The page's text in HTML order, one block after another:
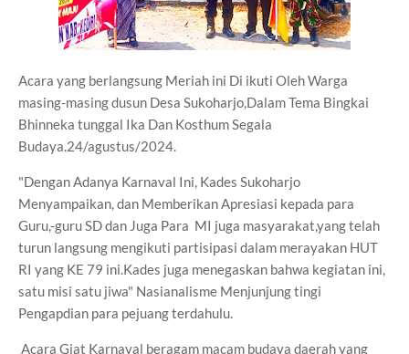
Acara yang berlangsung Meriah ini Di ikuti Oleh Warga
masing-masing dusun Desa Sukoharjo,Dalam Tema Bingkai
Bhinneka tunggal Ika Dan Kosthum Segala
Budaya.24/agustus/2024.
"Dengan Adanya Karnaval Ini, Kades Sukoharjo
Menyampaikan, dan Memberikan Apresiasi kepada para
Guru,-guru SD dan Juga Para MI juga masyarakat,yang telah
turun langsung mengikuti partisipasi dalam merayakan HUT
RI yang KE 79 ini.Kades juga menegaskan bahwa kegiatan ini,
satu misi satu jiwa" Nasianalisme Menjunjung tingi
Pengapdian para pejuang terdahulu.
Acara Giat Karnaval beragam macam budaya daerah yang